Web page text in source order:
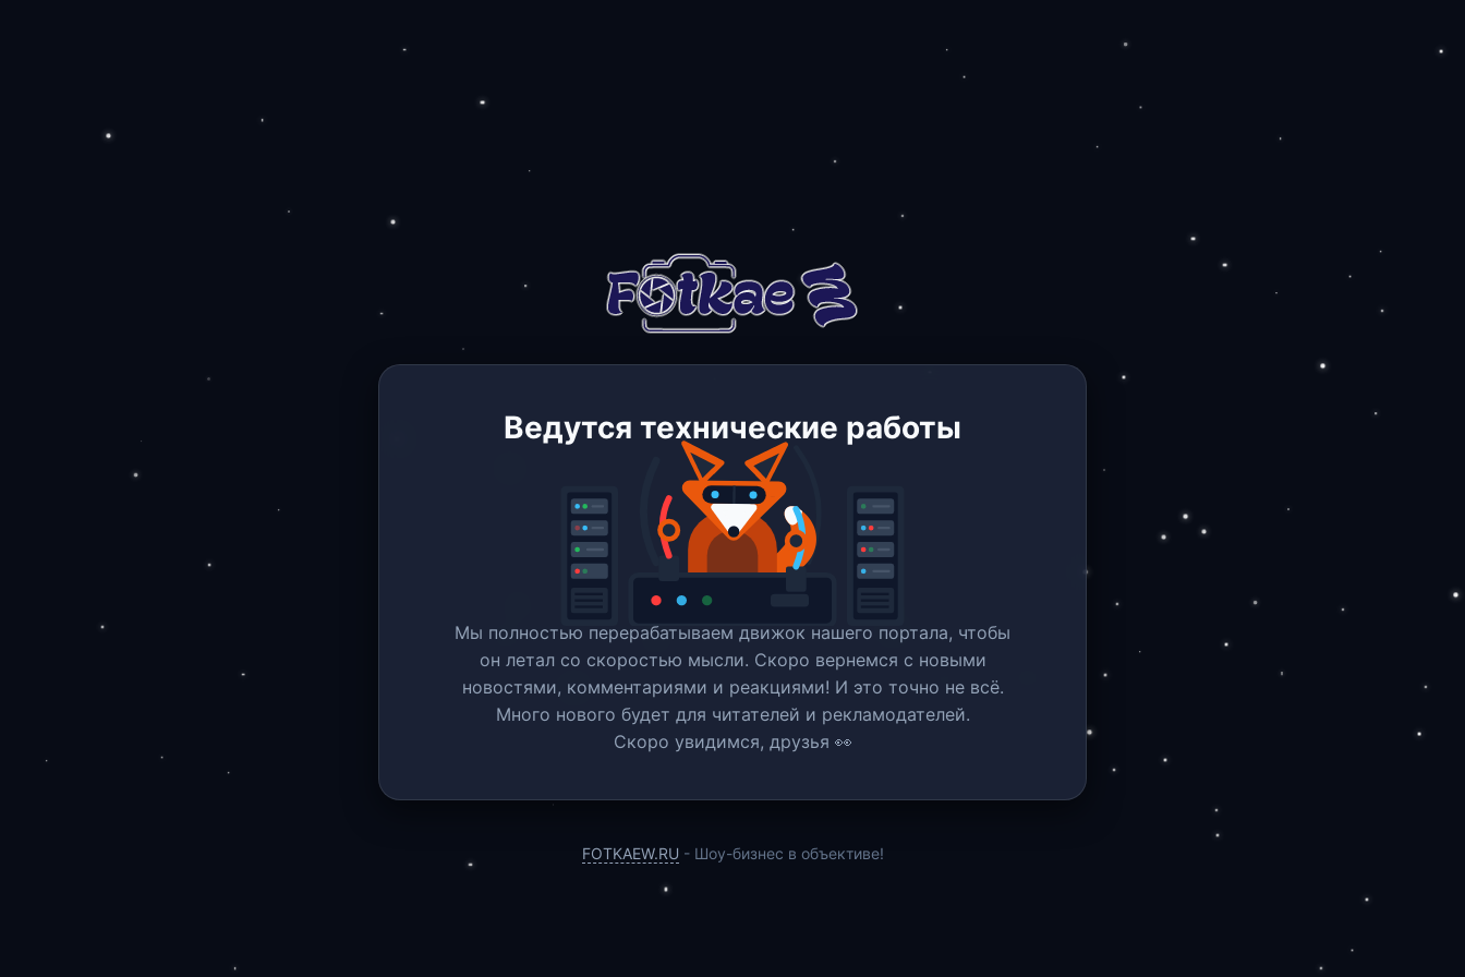
Ведутся технические работы
Мы полностью перерабатываем движок нашего портала, чтобы
он летал со скоростью мысли. Скоро вернемся c новыми
новостями, комментариями и реакциями! И это точно не всё.
Много нового будет для читателей и рекламодателей.
Скоро увидимся, друзья 👀
FOTKAEW.RU - Шоу-бизнес в объективе!